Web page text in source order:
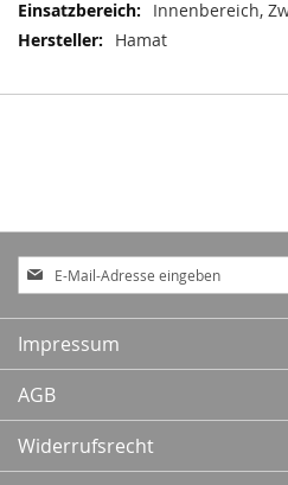
Innenbereich,
Hamat
Anmeldung
zum
Newsletter:
Impressum
AGB
Widerrufsrecht